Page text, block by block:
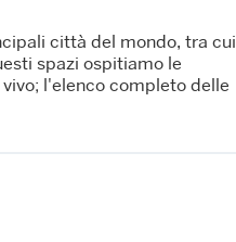
città del mondo, tra cui
spazi ospitiamo le
l'elenco completo delle